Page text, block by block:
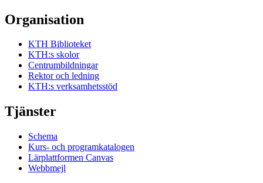
Organisation
KTH Biblioteket
KTH:s skolor
Centrumbildningar
Rektor och ledning
KTH:s verksamhetsstöd
Tjänster
Schema
Kurs- och programkatalogen
Lärplattformen Canvas
Webbmejl